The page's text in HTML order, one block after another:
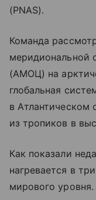
(PNAS).
Команда
меридиональной
(АМОЦ) на
глобальная
в Атлантическом
из тропиков в
Как показали
нагревается в
мирового уровня.